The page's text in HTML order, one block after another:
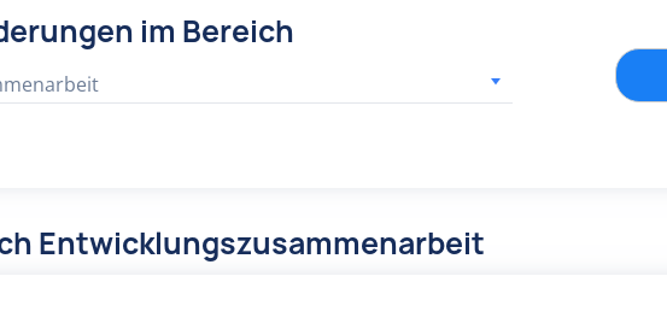
im Bereich
Entwicklungszusammenarbeit